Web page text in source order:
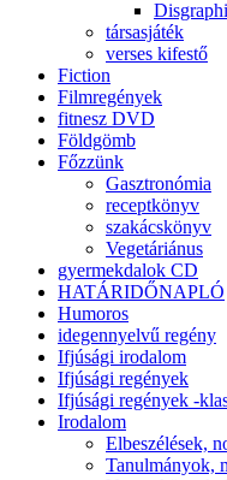
társasjáték
verses kifestő
Fiction
Filmregények
fitnesz DVD
Földgömb
Főzzünk
Gasztronómia
receptkönyv
szakácskönyv
Vegetáriánus
gyermekdalok CD
HATÁRIDŐNAPLÓ
Humoros
idegennyelvű regény
Ifjúsági irodalom
Ifjúsági regények
Ifjúsági regények -
Irodalom
Elbeszélések,
Tanulmányok,